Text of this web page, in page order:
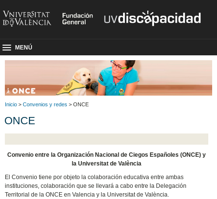
MENÚ
Inicio > Convenios y redes > ONCE
ONCE
Convenio entre la Organización Nacional de Ciegos Españoles (ONCE) y
la Universitat de València
El Convenio tiene por objeto la colaboración educativa entre ambas
instituciones, colaboración que se llevará a cabo entre la Delegación
Territorial de la ONCE en Valencia y la Universitat de València.